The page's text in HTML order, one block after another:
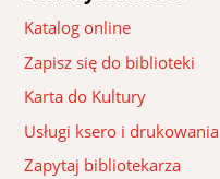
Katalog online
Zapisz się do biblioteki
Karta do Kultury
Usługi ksero i drukowania
Zapytaj bibliotekarza